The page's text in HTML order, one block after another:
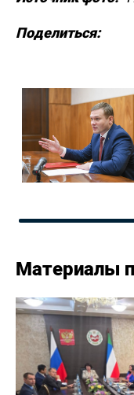
Поделиться:
Материалы